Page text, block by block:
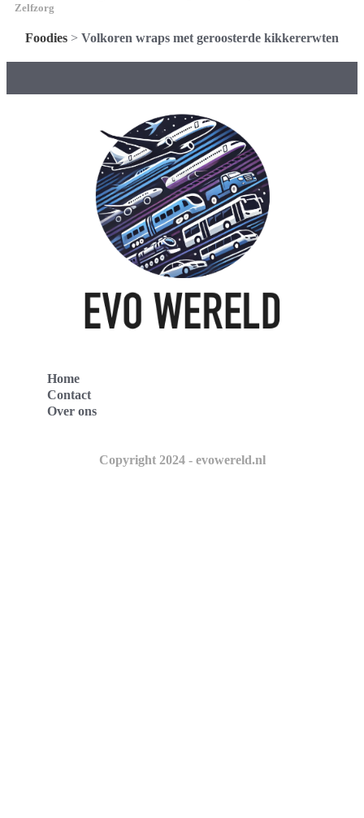
Zelfzorg
Foodies > Volkoren wraps met geroosterde kikkererwten
Home
Contact
Over ons
Copyright 2024 - evowereld.nl